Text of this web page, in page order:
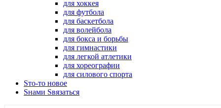
для хоккея
для футбола
для баскетбола
для волейбола
для бокса и борьбы
для гимнастики
для легкой атлетики
для хореографии
для силового спорта
Sто-то новое
Sнами Sвязаться